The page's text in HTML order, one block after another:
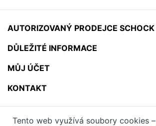
AUTORIZOVANÝ PRODEJCE SCHOCK
DŮLEŽITÉ INFORMACE
MŮJ ÚČET
KONTAKT
Tento web využívá soubory cookies –